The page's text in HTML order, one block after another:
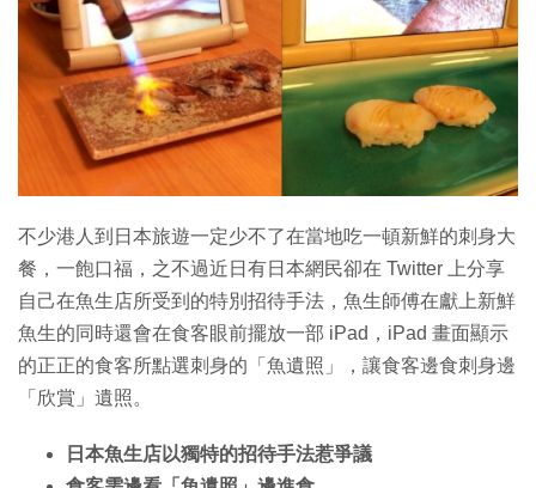
不少港人到日本旅遊一定少不了在當地吃一頓新鮮的刺身大
餐，一飽口福，之不過近日有日本網民卻在 Twitter 上分享
自己在魚生店所受到的特別招待手法，魚生師傅在獻上新鮮
魚生的同時還會在食客眼前擺放一部 iPad，iPad 畫面顯示
的正正的食客所點選刺身的「魚遺照」，讓食客邊食刺身邊
「欣賞」遺照。
日本魚生店以獨特的招待手法惹爭議